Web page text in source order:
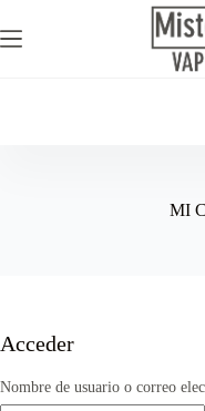
al
contenido
MI
Acceder
Nombre de usuario o correo